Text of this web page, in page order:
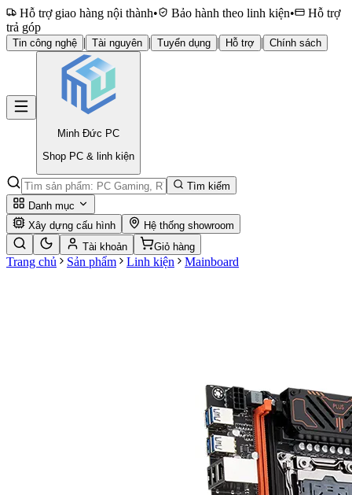
Hỗ trợ giao hàng nội thành• Bảo hành theo linh kiện•
Hỗ trợ
trả góp
Tin công nghệ | Tài nguyên | Tuyển dụng | Hỗ trợ | Chính sách
Minh Đức PC
Shop PC & linh kiện
Tìm kiếm
Danh mục
Xây dựng cấu hình
Hệ thống showroom
Tài khoản
Giỏ hàng
Trang chủ Sản phẩm Linh kiện Mainboard